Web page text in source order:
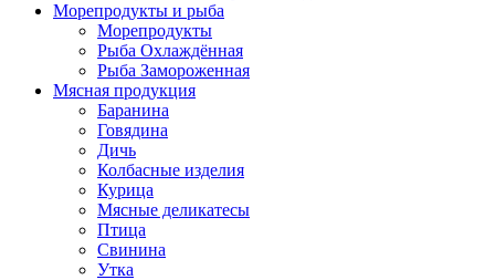
Морепродукты и рыба
Морепродукты
Рыба Охлаждённая
Рыба Замороженная
Мясная продукция
Баранина
Говядина
Дичь
Колбасные изделия
Курица
Мясные деликатесы
Птица
Свинина
Утка